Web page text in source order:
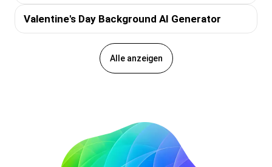
Valentine's Day Background AI Generator
Alle anzeigen